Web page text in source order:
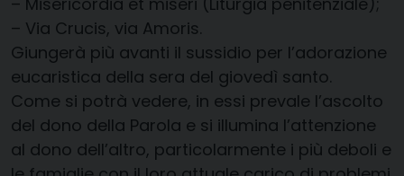
– Via Crucis, via Amoris.
Giungerà più avanti il sussidio per l’adorazione
eucaristica della sera del giovedì santo.
Come si potrà vedere, in essi prevale l’ascolto
del dono della Parola e si illumina l’attenzione
al dono dell’altro, particolarmente i più deboli e